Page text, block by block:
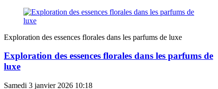
Exploration des essences florales dans les parfums de luxe
Exploration des essences florales dans les parfums de
luxe
Samedi 3 janvier 2026 10:18